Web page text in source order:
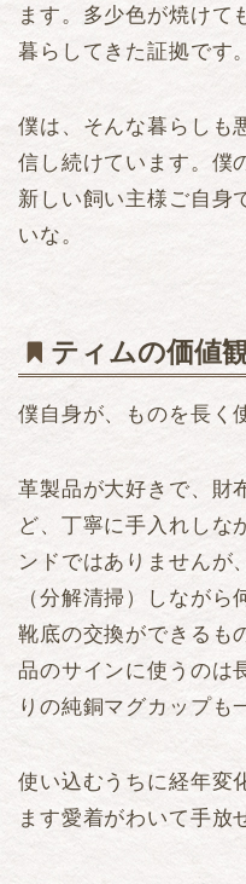
ます。多少色が焼けて
暮らしてきた証拠です。
僕は、そんな暮らしも
信し続けています。僕
新しい飼い主様ご自身
いな。
ティムの価値
僕自身が、ものを長く
革製品が大好きで、財
ど、丁寧に手入れしな
ンドではありませんが
（分解清掃）しなが
靴底の交換ができるも
品のサインに使うのは
りの純銅マグカップも
使い込むうちに経年変
ます愛着がわいて手放